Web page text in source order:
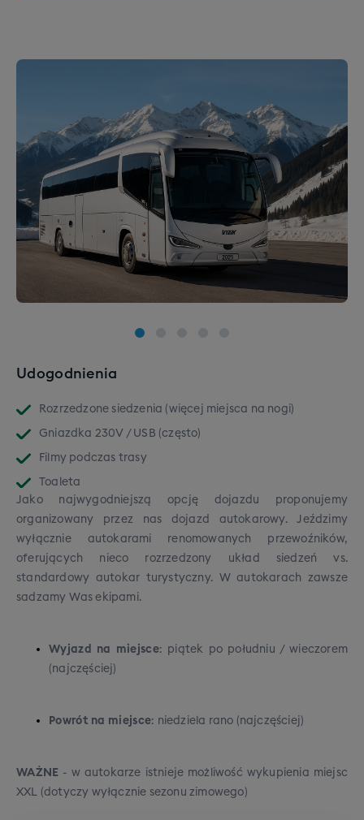
Udogodnienia
Rozrzedzone siedzenia (więcej miejsca na nogi)
Gniazdka 230V / USB (często)
Filmy podczas trasy
Toaleta
Jako najwygodniejszą opcję dojazdu proponujemy
organizowany przez nas dojazd autokarowy. Jeździmy
wyłącznie autokarami renomowanych przewoźników,
oferujących nieco rozrzedzony układ siedzeń vs.
standardowy autokar turystyczny. W autokarach zawsze
sadzamy Was ekipami.
Wyjazd na miejsce: piątek po południu / wieczorem
(najczęściej)
Powrót na miejsce: niedziela rano (najczęściej)
WAŻNE - w autokarze istnieje możliwość wykupienia miejsc
XXL (dotyczy wyłącznie sezonu zimowego)